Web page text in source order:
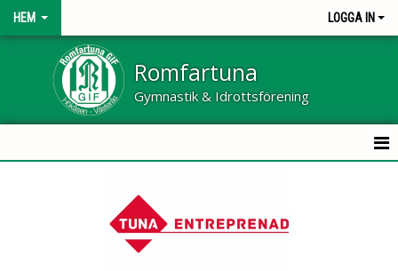
HEM LOGGA IN
Romfartuna
Gymnastik & Idrottsförening